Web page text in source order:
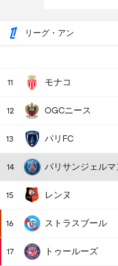
リーグ・アン
11 モナコ
12 OGCニース
13 パリFC
14 パリサンジェルマ
15 レンヌ
16 ストラスブール
17 トゥールーズ